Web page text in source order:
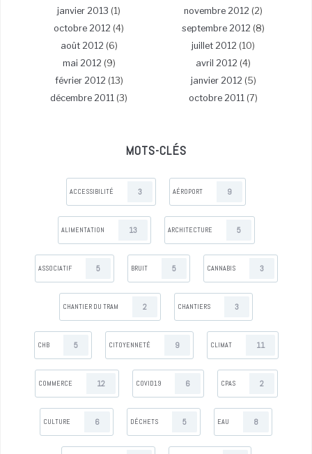
janvier 2013 (1) novembre 2012 (2)
octobre 2012 (4) septembre 2012 (8)
août 2012 (6) juillet 2012 (10)
mai 2012 (9) avril 2012 (4)
février 2012 (13) janvier 2012 (5)
décembre 2011 (3) octobre 2011 (7)
MOTS-CLÉS
ACCESSIBILITÉ 3 AÉROPORT 9
ALIMENTATION 13 ARCHITECTURE 5
ASSOCIATIF 5 BRUIT 5 CANNABIS 3
CHANTIER DU TRAM 2 CHANTIERS 3
CHB 5 CITOYENNETÉ 9 CLIMAT 11
COMMERCE 12 COVID19 6 CPAS 2
CULTURE 6 DÉCHETS 5 EAU 8